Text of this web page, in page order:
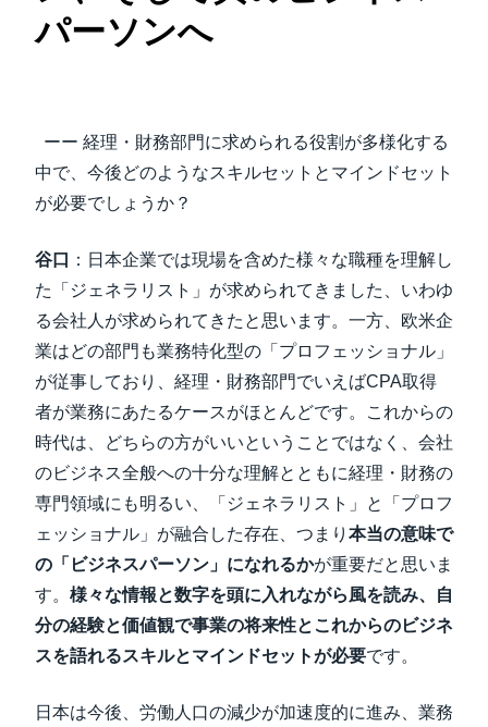
パーソンへ
ーー 経理・財務部門に求められる役割が多様化する
中で、今後どのようなスキルセットとマインドセット
が必要でしょうか？
谷口
：日本企業では現場を含めた様々な職種を理解し
た「ジェネラリスト」が求められてきました、いわゆ
る会社人が求められてきたと思います。一方、欧米企
業はどの部門も業務特化型の「プロフェッショナル」
が従事しており、経理・財務部門でいえばCPA取得
者が業務にあたるケースがほとんどです。これからの
時代は、どちらの方がいいということではなく、会社
のビジネス全般への十分な理解とともに経理・財務の
専門領域にも明るい、「ジェネラリスト」と「プロフ
ェッショナル」が融合した存在、つまり 本当の意味で
の「ビジネスパーソン」になれるかが重要だと思いま
す。 様々な情報と数字を頭に入れながら風を読み、自
分の経験と価値観で事業の将来性とこれからのビジネ
スを語れるスキルとマインドセットが必要です。
日本は今後、労働人口の減少が加速度的に進み、業務